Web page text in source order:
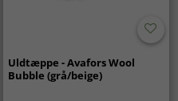
Uldtæppe - Avafors Wool
Bubble (grå/beige)